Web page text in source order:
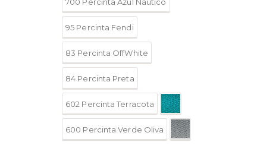
95 Percinta Fendi
83 Percinta OffWhite
84 Percinta Preta
602 Percinta Terracota
600 Percinta Verde Oliva